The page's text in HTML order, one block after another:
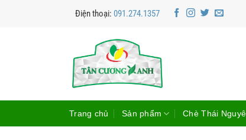
Điện thoại: 091.274.1357
Trang chủ Sản phẩm Chè Thái